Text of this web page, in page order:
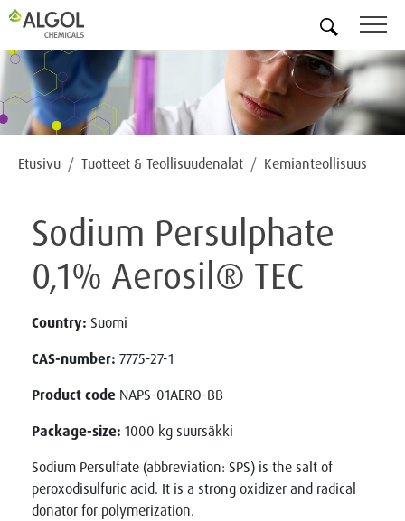
Etusivu Tuotteet & Teollisuudenalat Kemianteollisuus
Sodium Persulphate
0,1% Aerosil® TEC
Country: Suomi
CAS-number: 7775-27-1
Product code NAPS-01AERO-BB
Package-size: 1000 kg suursäkki
Sodium Persulfate (abbreviation: SPS) is the salt of
peroxodisulfuric acid. It is a strong oxidizer and radical
donator for polymerization.